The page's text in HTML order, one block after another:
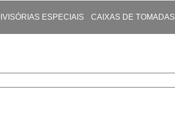
ESPECIAIS CAIXAS DE TOMADAS